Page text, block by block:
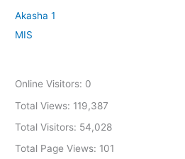
Online Visitors: 0
Total Views: 119,387
Total Visitors: 54,028
Total Page Views: 101